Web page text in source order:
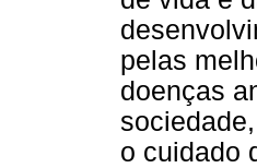
pelas
doenças
o cuidado